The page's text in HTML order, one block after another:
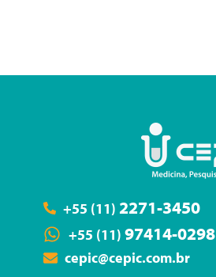
+55 (11) 2271-3450
+55 (11) 97414-0298
cepic@cepic.com.br